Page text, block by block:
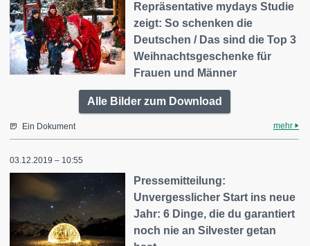
Repräsentative mydays Studie
zeigt: So schenken die
Deutschen / Das sind die Top 3
Weihnachtsgeschenke für
Frauen und Männer
Alle Bilder zum Download
Ein Dokument mehr
03.12.2019 – 10:55
Pressemitteilung:
Unvergesslicher Start ins neue
Jahr: 6 Dinge, die du garantiert
noch nie an Silvester getan